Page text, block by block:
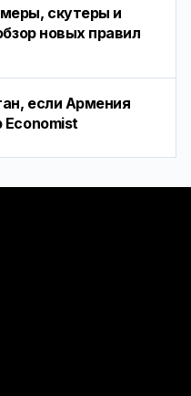
скутеры и
новых правил
если Армения
Economist